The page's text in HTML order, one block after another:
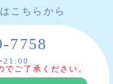
こちらから
7758
21:00
ご了承ください。